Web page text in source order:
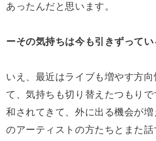
あったんだと思います。
ーその気持ちは今も引きずってい
いえ、最近はライブも増やす方向
て、気持ちも切り替えたつもり
和されてきて、外に出る機会が
のアーティストの方たちとまた話